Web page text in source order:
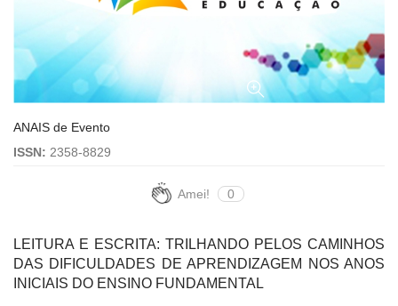
ANAIS de Evento
ISSN: 2358-8829
Amei! 0
LEITURA E ESCRITA: TRILHANDO PELOS CAMINHOS
DAS DIFICULDADES DE APRENDIZAGEM NOS ANOS
INICIAIS DO ENSINO FUNDAMENTAL